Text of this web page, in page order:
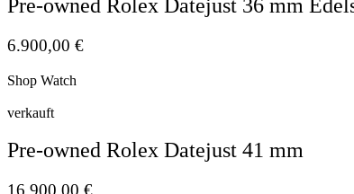
Pre-owned Rolex Datejust 36 mm
6.900,00 €
Shop Watch
verkauft
Pre-owned Rolex Datejust 41 mm